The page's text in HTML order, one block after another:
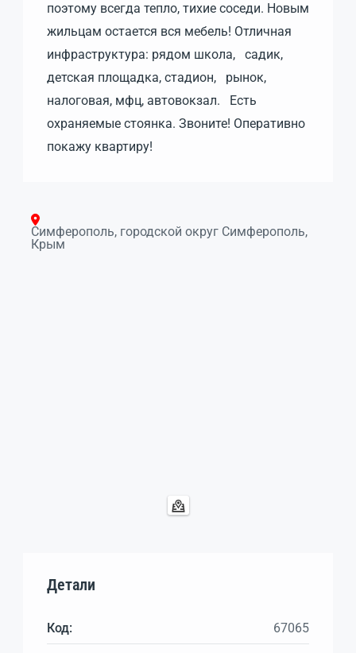
поэтому всегда тепло, тихие соседи. Новым
жильцам остается вся мебель! Отличная
инфраструктура: рядом школа, садик,
детская площадка, стадион, рынок,
налоговая, мфц, автовокзал. Есть
охраняемые стоянка. Звоните! Оперативно
покажу квартиру!
Симферополь, городской округ Симферополь,
Крым
Детали
Код: 67065